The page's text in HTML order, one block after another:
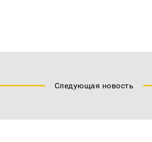
Следующая новость